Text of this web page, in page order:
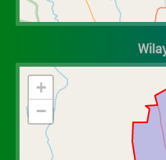
+
−